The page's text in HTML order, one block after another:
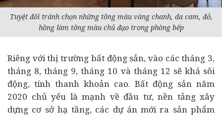
Tuyệt đối tránh chọn những tông màu vàng chanh, da cam, đỏ,
hồng làm tông màu chủ đạo trong phòng bếp
Riêng với thị trường bất động sản, vào các tháng 3,
tháng 8, tháng 9, tháng 10 và tháng 12 sẽ khá sôi
động, tính thanh khoản cao. Bất động sản năm
2020 chủ yếu là mạnh về đầu tư, nền tảng xây
dựng cơ sở hạ tầng, các dự ánmới ra sản phẩm